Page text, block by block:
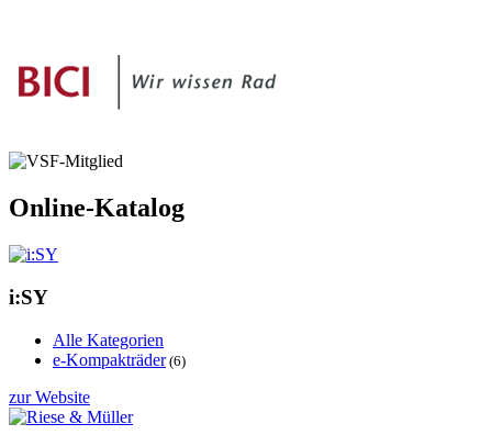
Online-Katalog
i:SY
Alle Kategorien
e-Kompakträder(6)
zur Website